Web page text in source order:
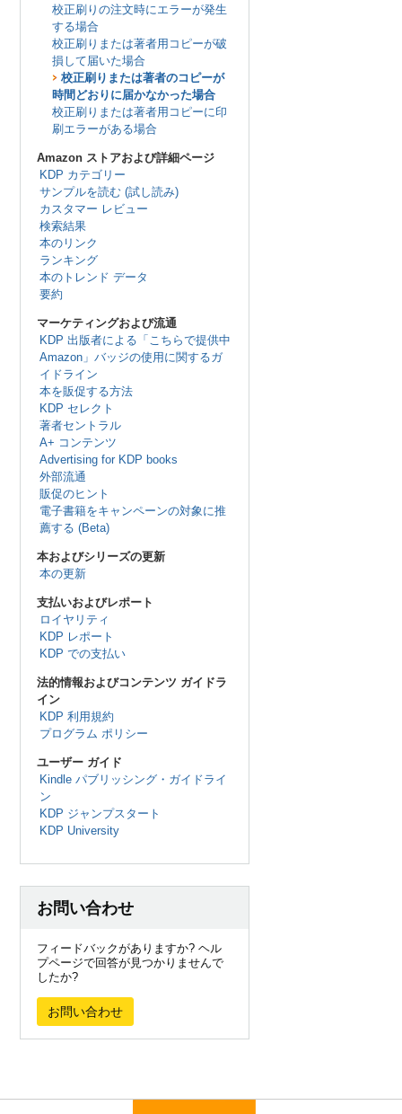
校正刷りの注文時にエラーが発生
する場合
校正刷りまたは著者用コピーが破
損して届いた場合
校正刷りまたは著者のコピーが
時間どおりに届かなかった場合
校正刷りまたは著者用コピーに印
刷エラーがある場合
Amazon ストアおよび詳細ページ
KDP カテゴリー
サンプルを読む (試し読み)
カスタマー レビュー
検索結果
本のリンク
ランキング
本のトレンド データ
要約
マーケティングおよび流通
KDP 出版者による「こちらで提供中
Amazon」バッジの使用に関するガ
イドライン
本を販促する方法
KDP セレクト
著者セントラル
A+ コンテンツ
Advertising for KDP books
外部流通
販促のヒント
電子書籍をキャンペーンの対象に推
薦する (Beta)
本およびシリーズの更新
本の更新
支払いおよびレポート
ロイヤリティ
KDP レポート
KDP での支払い
法的情報およびコンテンツ ガイドラ
イン
KDP 利用規約
プログラム ポリシー
ユーザー ガイド
Kindle パブリッシング・ガイドライ
ン
KDP ジャンプスタート
KDP University
お問い合わせ
フィードバックがありますか? ヘル
プページで回答が見つかりませんで
したか?
お問い合わせ